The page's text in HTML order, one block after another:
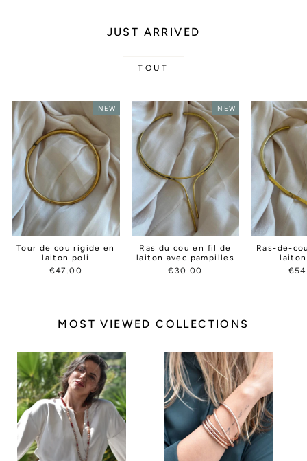
JUST ARRIVED
TOUT
NEW
Tour de cou rigide en
laiton poli
€47.00
NEW
Ras du cou en fil de
laiton avec pampilles
€30.00
Ras-de-
MOST VIEWED COLLECTIONS